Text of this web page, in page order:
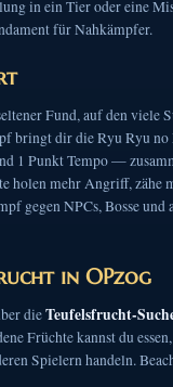
in ein Tier oder eine
für Nahkämpfer.
Fund, auf den
bringt dir die Ryu Ryu
1 Punkt Tempo —
holen mehr Angriff, zähe
gegen NPCs, Bosse
in OPzog
dieTeufelsfrucht-
Früchte kannst du
Spielern handeln.